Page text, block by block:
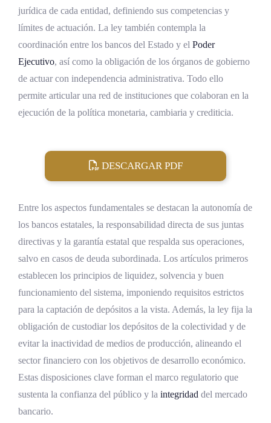
jurídica de cada entidad, definiendo sus competencias y
límites de actuación. La ley también contempla la
coordinación entre los bancos del Estado y el Poder
Ejecutivo, así como la obligación de los órganos de gobierno
de actuar con independencia administrativa. Todo ello
permite articular una red de instituciones que colaboran en la
ejecución de la política monetaria, cambiaria y crediticia.
DESCARGAR PDF
Entre los aspectos fundamentales se destacan la autonomía de
los bancos estatales, la responsabilidad directa de sus juntas
directivas y la garantía estatal que respalda sus operaciones,
salvo en casos de deuda subordinada. Los artículos primeros
establecen los principios de liquidez, solvencia y buen
funcionamiento del sistema, imponiendo requisitos estrictos
para la captación de depósitos a la vista. Además, la ley fija la
obligación de custodiar los depósitos de la colectividad y de
evitar la inactividad de medios de producción, alineando el
sector financiero con los objetivos de desarrollo económico.
Estas disposiciones clave forman el marco regulatorio que
sustenta la confianza del público y la integridad del mercado
bancario.